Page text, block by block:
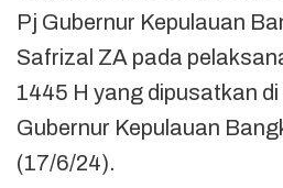
Pj Gubernur Kepulauan
Safrizal ZA pada
1445 H yang dipusatkan
Gubernur Kepulauan
(17/6/24).